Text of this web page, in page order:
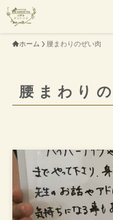
ホーム 腰まわりのぜい肉
腰まわり